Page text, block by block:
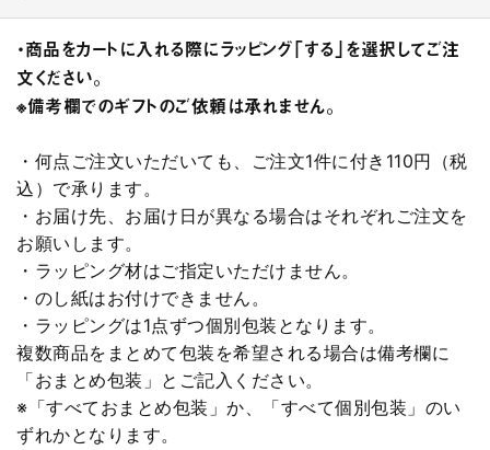
・商品をカートに入れる際にラッピング「する」を選択してご注
文ください。
※備考欄でのギフトのご依頼は承れません。
・何点ご注文いただいても、ご注文1件に付き110円（税
込）で承ります。
・お届け先、お届け日が異なる場合はそれぞれご注文を
お願いします。
・ラッピング材はご指定いただけません。
・のし紙はお付けできません。
・ラッピングは1点ずつ個別包装となります。
複数商品をまとめて包装を希望される場合は備考欄に
「おまとめ包装」とご記入ください。
※「すべておまとめ包装」か、「すべて個別包装」のい
ずれかとなります。